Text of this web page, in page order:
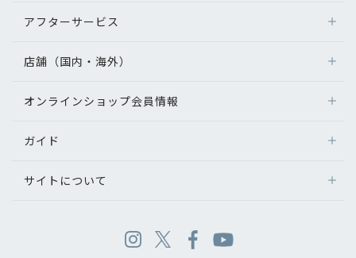
アフターサービス
店舗（国内・海外）
オンラインショップ会員情報
ガイド
サイトについて